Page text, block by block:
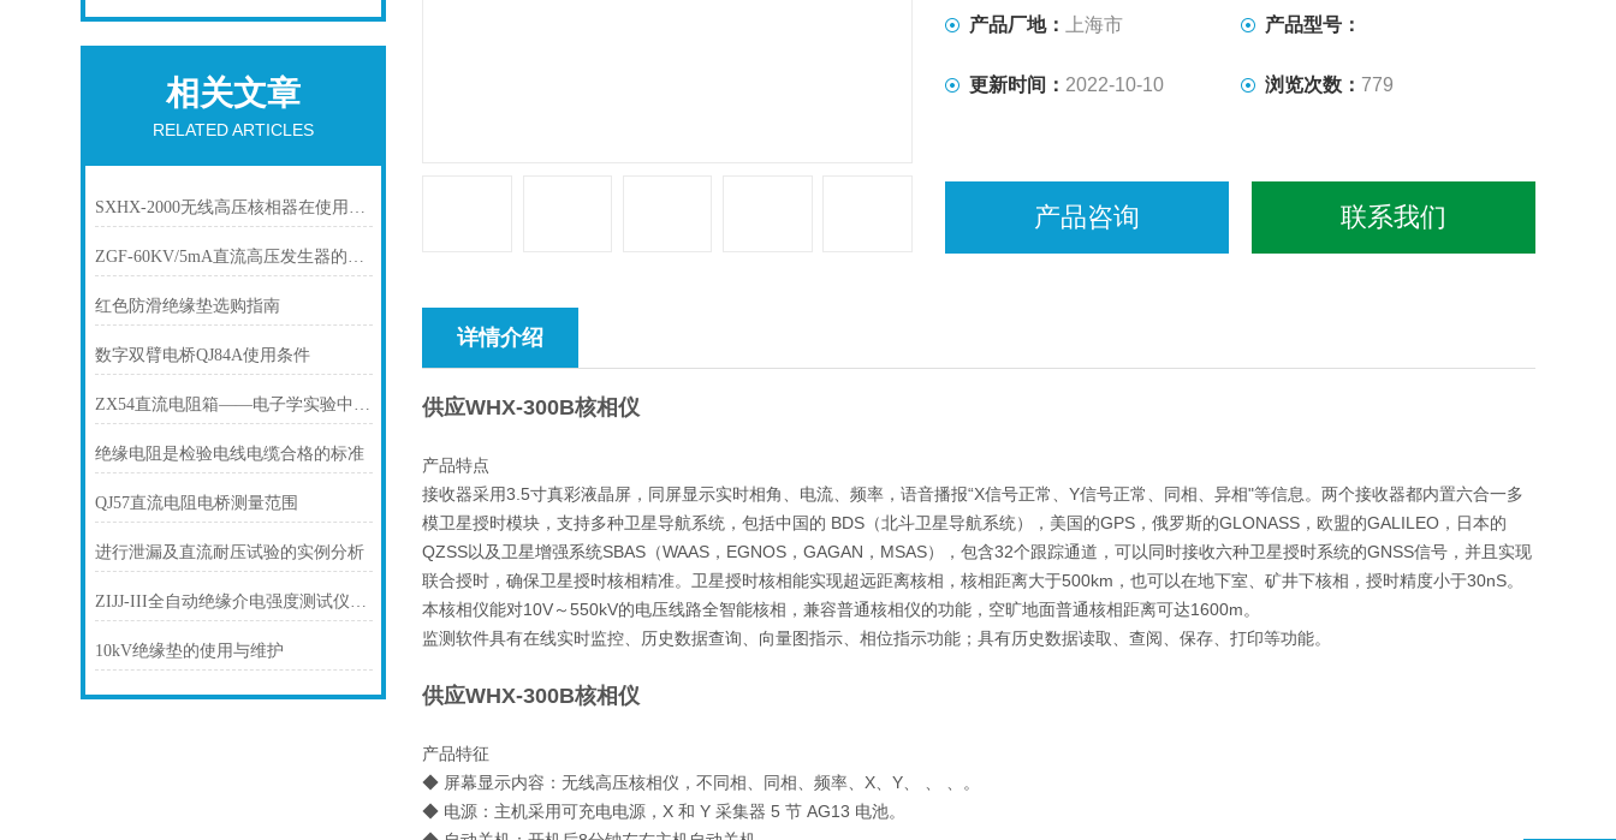
相关文章
RELATED ARTICLES
SXHX-2000无线高压核相器在使用是注意那些？
ZGF-60KV/5mA直流高压发生器的作用和特点有什么？
红色防滑绝缘垫选购指南
数字双臂电桥QJ84A使用条件
ZX54直流电阻箱——电子学实验中的工具
绝缘电阻是检验电线电缆合格的标准
QJ57直流电阻电桥测量范围
进行泄漏及直流耐压试验的实例分析
ZIJJ-III全自动绝缘介电强度测试仪是什么品牌
10kV绝缘垫的使用与维护
产品厂地： 上海市 产品型号：
更新时间： 2022-10-10 浏览次数： 779
产品咨询 联系我们
详情介绍
供应WHX-300B核相仪
产品特点
接收器采用3.5寸真彩液晶屏，同屏显示实时相角、电流、频率，语音播报“X信号正常、Y信号正常、同相、异相"等信息。两个接收器都内置六合一多
模卫星授时模块，支持多种卫星导航系统，包括中国的 BDS（北斗卫星导航系统），美国的GPS，俄罗斯的GLONASS，欧盟的GALILEO，日本的
QZSS以及卫星增强系统SBAS（WAAS，EGNOS，GAGAN，MSAS），包含32个跟踪通道，可以同时接收六种卫星授时系统的GNSS信号，并且实现
联合授时，确保卫星授时核相精准。卫星授时核相能实现超远距离核相，核相距离大于500km，也可以在地下室、矿井下核相，授时精度小于30nS。
本核相仪能对10V～550kV的电压线路全智能核相，兼容普通核相仪的功能，空旷地面普通核相距离可达1600m。
监测软件具有在线实时监控、历史数据查询、向量图指示、相位指示功能；具有历史数据读取、查阅、保存、打印等功能。
供应WHX-300B核相仪
产品特征
◆ 屏幕显示内容：无线高压核相仪，不同相、同相、频率、X、Y、 、 、。
◆ 电源：主机采用可充电电源，X 和 Y 采集器 5 节 AG13 电池。